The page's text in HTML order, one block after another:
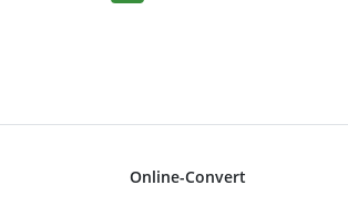
Online-Convert